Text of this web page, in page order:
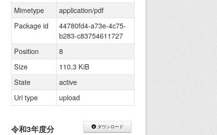
ダウンロード
令和3年度分
Mimetype
application/pdf
Package id
44780fd4-a73e-4c75-
b283-c83754611727
Position
8
Size
110.3 KiB
State
active
Url type
upload